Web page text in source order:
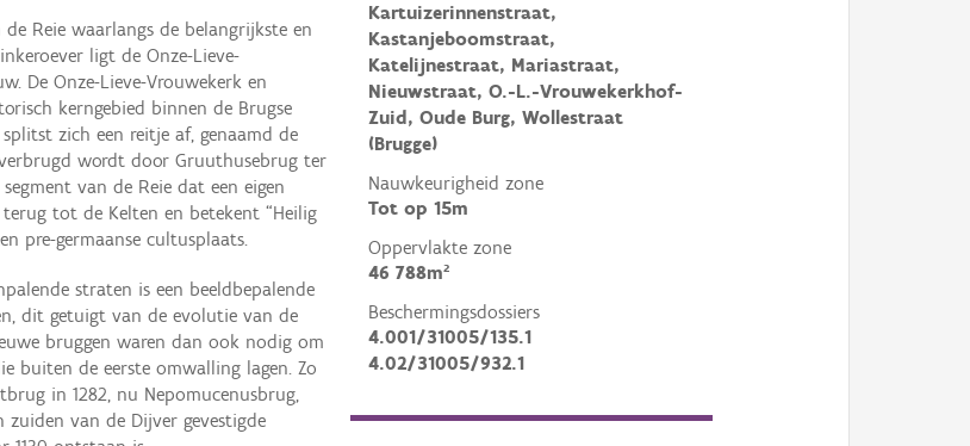
Kartuizerinnenstraat,
Kastanjeboomstraat,
Katelijnestraat, Mariastraat,
Nieuwstraat, O.-L.-Vrouwekerkhof-
Zuid, Oude Burg, Wollestraat
(Brugge)
Nauwkeurigheid zone
Tot op 15m
Oppervlakte zone
46 788m²
Beschermingsdossiers
4.001/31005/135.1
4.02/31005/932.1
Reie waarlangs de belangrijkste en
ligt de Onze-Lieve-
De Onze-Lieve-Vrouwekerk en
kerngebied binnen de Brugse
zich een reitje af, genaamd de
wordt door Gruuthusebrug ter
van de Reie dat een eigen
tot de Kelten en betekent “Heilig
pre-germaanse cultusplaats.
straten is een beeldbepalende
dit getuigt van de evolutie van de
bruggen waren dan ook nodig om
buiten de eerste omwalling lagen. Zo
in 1282, nu Nepomucenusbrug,
van de Dijver gevestigde